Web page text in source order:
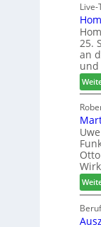
25.
an
und